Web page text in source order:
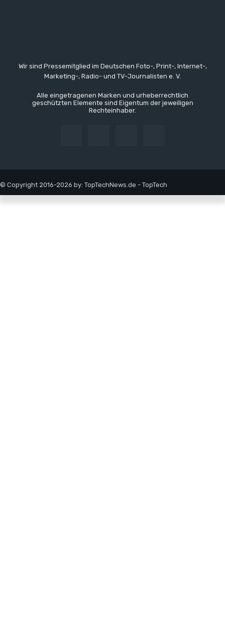
Wir sind Pressemitglied im Deutschen Foto-, Print-, Internet-,
Marketing-, Radio- und TV-Journalisten e. V.
Alle eingetragenen Marken und urheberrechtlich
geschützten Elemente sind Eigentum der jeweiligen
Rechteinhaber.
© Copyright 2016-2026 by: TopTechNews.de - TopTech